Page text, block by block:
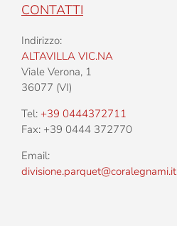
CONTATTI
Indirizzo:
ALTAVILLA VIC.NA
Viale Verona, 1
36077 (VI)
Tel: +39 0444372711
Fax: +39 0444 372770
Email:
divisione.parquet@coralegnami.it